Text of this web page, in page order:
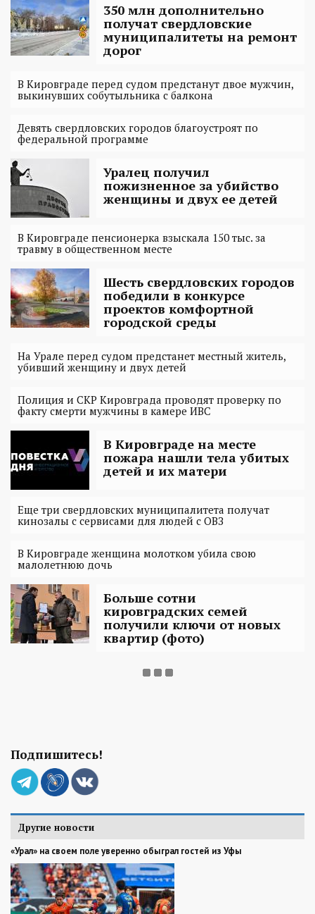
350 млн дополнительно
получат свердловские
муниципалитеты на ремонт
дорог
В Кировграде перед судом предстанут двое мужчин,
выкинувших собутыльника с балкона
Девять свердловских городов благоустроят по
федеральной программе
Уралец получил
пожизненное за убийство
женщины и двух ее детей
В Кировграде пенсионерка взыскала 150 тыс. за
травму в общественном месте
Шесть свердловских городов
победили в конкурсе
проектов комфортной
городской среды
На Урале перед судом предстанет местный житель,
убивший женщину и двух детей
Полиция и СКР Кировграда проводят проверку по
факту смерти мужчины в камере ИВС
В Кировграде на месте
пожара нашли тела убитых
детей и их матери
Еще три свердловских муниципалитета получат
кинозалы с сервисами для людей с ОВЗ
В Кировграде женщина молотком убила свою
малолетнюю дочь
Больше сотни
кировградских семей
получили ключи от новых
квартир (фото)
Подпишитесь!
Другие новости
«Урал» на своем поле уверенно обыграл гостей из Уфы